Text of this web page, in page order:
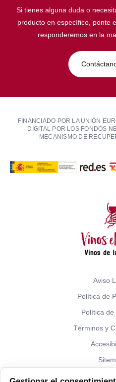
Si tienes alguna duda o
producto en específico, ponte
responderemos en la
FINANCIADO POR LA UNIÓN
DIGITAL POR LOS FONDOS
MECANISMO DE
Aviso
Política de
Política de
Términos y